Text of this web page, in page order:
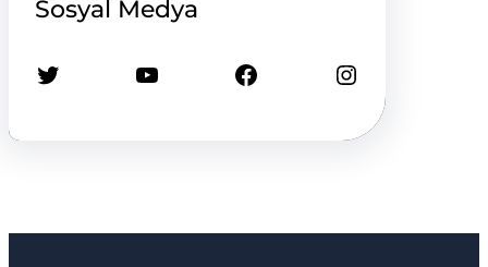
Sosyal Medya
Twitter YouTube Facebook Instagram